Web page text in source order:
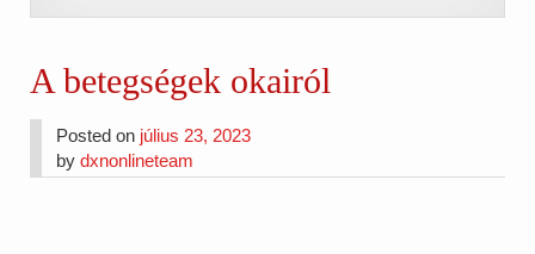
A betegségek okairól
Posted on július 23, 2023
bydxnonlineteam